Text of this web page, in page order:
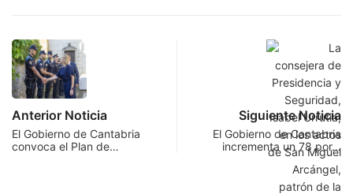
Anterior Noticia
El Gobierno de Cantabria
convoca el Plan de…
Siguiente Noticia
El Gobierno de Cantabria
incrementa un 78 por…